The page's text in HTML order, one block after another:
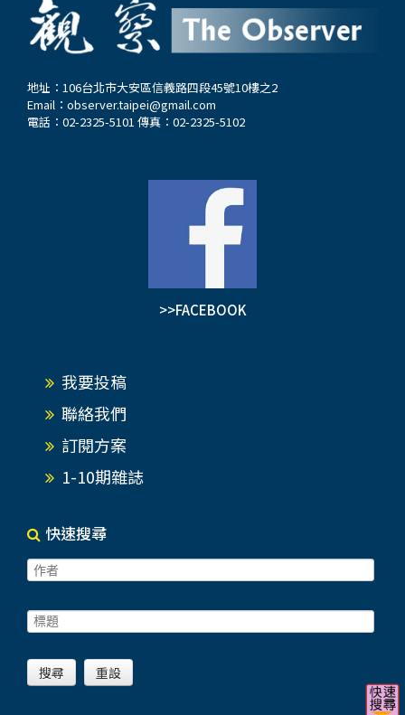
地址：106台北市大安區信義路四段45號10樓之2
Email： observer.taipei@gmail.com
電話：02-2325-5101 傳真：02-2325-5102
>>FACEBOOK
我要投稿
聯絡我們
訂閱方案
1-10期雜誌
快速搜尋